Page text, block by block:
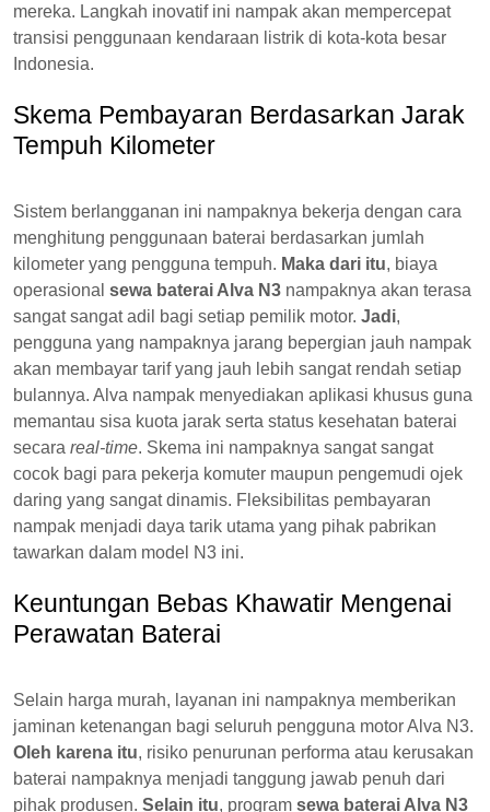
mereka. Langkah inovatif ini nampak akan mempercepat
transisi penggunaan kendaraan listrik di kota-kota besar
Indonesia.
Skema Pembayaran Berdasarkan Jarak
Tempuh Kilometer
Sistem berlangganan ini nampaknya bekerja dengan cara
menghitung penggunaan baterai berdasarkan jumlah
kilometer yang pengguna tempuh. Maka dari itu, biaya
operasional sewa baterai Alva N3 nampaknya akan terasa
sangat sangat adil bagi setiap pemilik motor. Jadi,
pengguna yang nampaknya jarang bepergian jauh nampak
akan membayar tarif yang jauh lebih sangat rendah setiap
bulannya. Alva nampak menyediakan aplikasi khusus guna
memantau sisa kuota jarak serta status kesehatan baterai
secara real-time. Skema ini nampaknya sangat sangat
cocok bagi para pekerja komuter maupun pengemudi ojek
daring yang sangat dinamis. Fleksibilitas pembayaran
nampak menjadi daya tarik utama yang pihak pabrikan
tawarkan dalam model N3 ini.
Keuntungan Bebas Khawatir Mengenai
Perawatan Baterai
Selain harga murah, layanan ini nampaknya memberikan
jaminan ketenangan bagi seluruh pengguna motor Alva N3.
Oleh karena itu, risiko penurunan performa atau kerusakan
baterai nampaknya menjadi tanggung jawab penuh dari
pihak produsen. Selain itu, program sewa baterai Alva N3